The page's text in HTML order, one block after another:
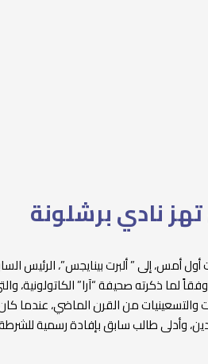
نادي برشلونة
أمس، إلى ” ألبرت بينايجس”، الرئيس
لما ذكرته صحيفة “آرا” الكاتولونية،
والتسعينيات من القرن الماضي، عندما
وأدلى طالب سابق بإفادة رسمية